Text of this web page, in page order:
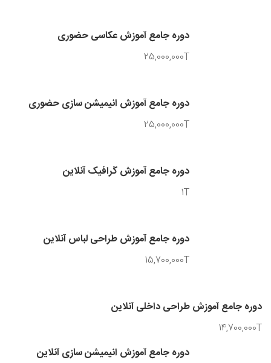
دوره جامع آموزش عکاسی حضوری
25,000,000T
دوره جامع آموزش انیمیشن سازی حضوری
25,000,000T
دوره جامع آموزش گرافیک آنلاین
1T
دوره جامع آموزش طراحی لباس آنلاین
15,700,000T
دوره جامع آموزش طراحی داخلی آنلاین
14,700,000T
دوره جامع آموزش انیمیشن سازی آنلاین